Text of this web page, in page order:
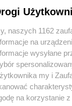
naszych 1162
na
wysyłane
my i
na korzystanie